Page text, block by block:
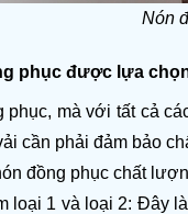
Nón
phục được lựa
phục, mà với tất cả
cần phải đảm bảo
đồng phục chất
loại 1 và loại 2: Đây